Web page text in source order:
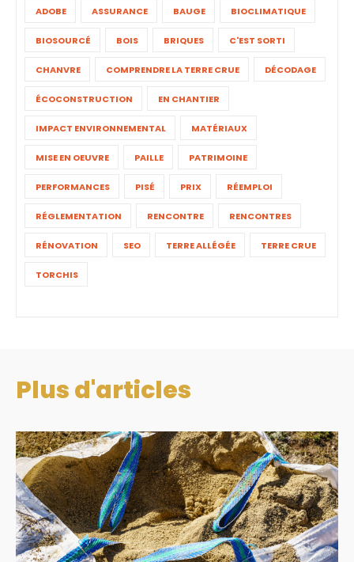
ADOBE ASSURANCE BAUGE BIOCLIMATIQUE
BIOSOURCÉ BOIS BRIQUES C'EST SORTI
CHANVRE COMPRENDRE LA TERRE CRUE DÉCODAGE
ÉCOCONSTRUCTION EN CHANTIER
IMPACT ENVIRONNEMENTAL MATÉRIAUX
MISE EN OEUVRE PAILLE PATRIMOINE
PERFORMANCES PISÉ PRIX RÉEMPLOI
RÉGLEMENTATION RENCONTRE RENCONTRES
RÉNOVATION SEO TERRE ALLÉGÉE TERRE CRUE
TORCHIS
Plus d'articles